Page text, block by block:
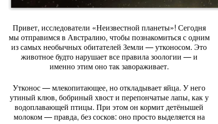
Привет, исследователи «Неизвестной планеты»! Сегодня
мыотправимсяв Австралию, чтобыпознакомитьсясодним
изсамыхнеобычныхобитателей Земли — утконосом. Это
животноебудтонарушаетвсеправилазоологии — и
именноэтимонотакзавораживает.
Утконос— млекопитающее, нооткладываетяйца. Унего
утиный клюв, бобриный хвости перепончатыелапы, каку
водоплавающей птицы. При этомон кормитдетёнышей
молоком— правда, безсосков: онопростовыделяетсяна